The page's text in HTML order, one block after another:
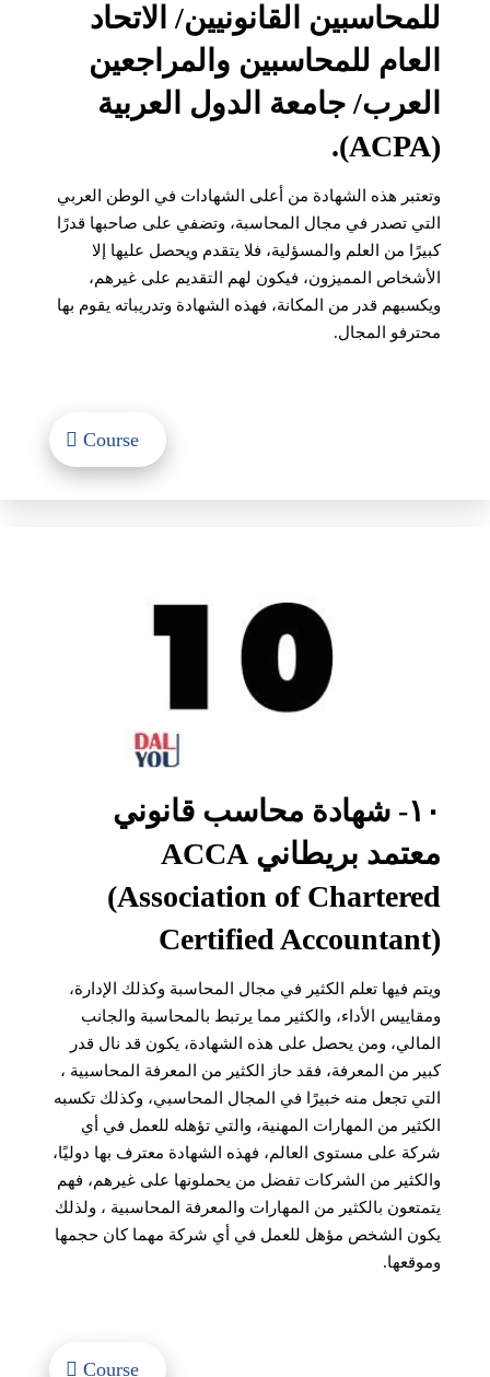
للمحاسبين القانونيين/ الاتحاد
العام للمحاسبين والمراجعين
العرب/ جامعة الدول العربية
(ACPA).
وتعتبر هذه الشهادة من أعلى الشهادات في الوطن العربي
التي تصدر في مجال المحاسبة، وتضفي على صاحبها قدرًا
كبيرًا من العلم والمسؤلية، فلا يتقدم ويحصل عليها إلا
الأشخاص المميزون، فيكون لهم التقديم على غيرهم،
ويكسبهم قدر من المكانة، فهذه الشهادة وتدريباته يقوم بها
محترفو المجال.
Course
١٠- شهادة محاسب قانوني
معتمد بريطاني ACCA
(Association of Chartered
Certified Accountant)
ويتم فيها تعلم الكثير في مجال المحاسبة وكذلك الإدارة،
ومقاييس الأداء، والكثير مما يرتبط بالمحاسبة والجانب
المالي، ومن يحصل على هذه الشهادة، يكون قد نال قدر
كبير من المعرفة، فقد حاز الكثير من المعرفة المحاسبية ،
التي تجعل منه خبيرًا في المجال المحاسبي، وكذلك تكسبه
الكثير من المهارات المهنية، والتي تؤهله للعمل في أي
شركة على مستوى العالم، فهذه الشهادة معترف بها دوليًا،
والكثير من الشركات تفضل من يحملونها على غيرهم، فهم
يتمتعون بالكثير من المهارات والمعرفة المحاسبية ، ولذلك
يكون الشخص مؤهل للعمل في أي شركة مهما كان حجمها
وموقعها.
Course